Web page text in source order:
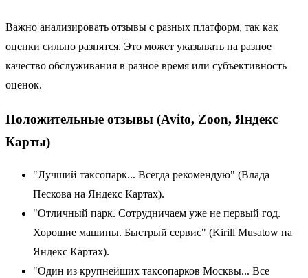
Важно анализировать отзывы с разных платформ, так как
оценки сильно разнятся. Это может указывать на разное
качество обслуживания в разное время или субъективность
оценок.
Положительные отзывы (Avito, Zoon, Яндекс
Карты)
"Лучший таксопарк... Всегда рекомендую" (Влада
Пескова на Яндекс Картах).
"Отличный парк. Сотрудничаем уже не первый год.
Хорошие машины. Быстрый сервис" (Kirill Musatow на
Яндекс Картах).
"Один из крупнейших таксопарков Москвы... Все